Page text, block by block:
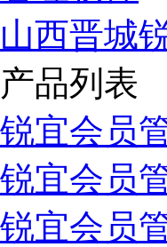
山西晋城
产品列表
锐宜会员
锐宜会员
锐宜会员